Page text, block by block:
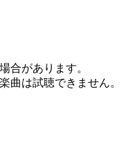
合があります。
曲は試聴できません。